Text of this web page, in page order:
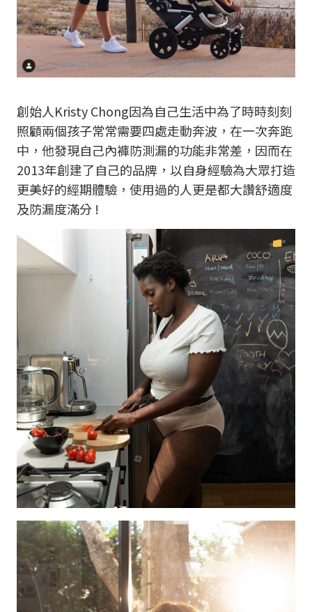
創始人Kristy Chong因為自己生活中為了時時刻刻
照顧兩個孩子常常需要四處走動奔波，在一次奔跑
中，他發現自己內褲防測漏的功能非常差，因而在
2013年創建了自己的品牌，以自身經驗為大眾打造
更美好的經期體驗，使用過的人更是都大讚舒適度
及防漏度滿分 !